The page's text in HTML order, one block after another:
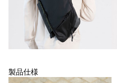
製品仕様